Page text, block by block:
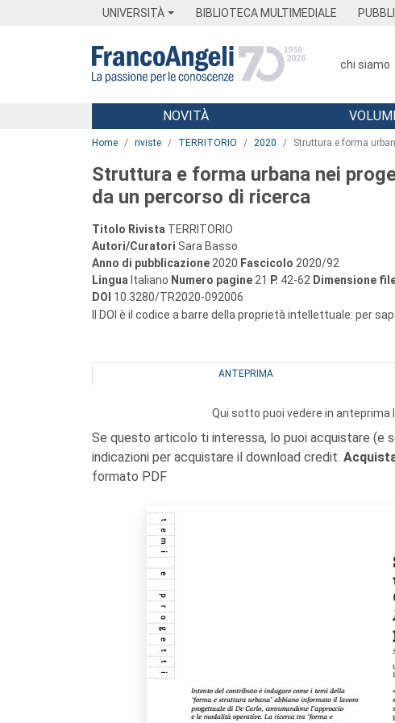
UNIVERSITÀ BIBLIOTECA MULTIMEDIALE
chi siamo
Menu
NOVITÀ VOLUMI
Home riviste TERRITORIO 2020 Struttura e forma
Struttura e forma urbana nei
da un percorso di ricerca
Titolo Rivista TERRITORIO
Autori/Curatori Sara Basso
Anno di pubblicazione 2020 Fascicolo 2020/92
Lingua Italiano Numero pagine 21 P. 42-62 Dimensione
DOI 10.3280/TR2020-092006
Il DOI è il codice a barre della proprietà intellettuale: per
ANTEPRIMA
Qui sotto puoi vedere in anteprima
Se questo articolo ti interessa, lo puoi acquistare (e
indicazioni per acquistare il download credit.
formato PDF